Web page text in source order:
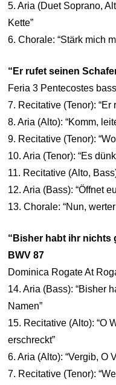
5. Aria (Duet Soprano,
Kette”
6. Chorale: “Stärk mich
“Er rufet seinen
Feria 3 Pentecostes bass
7. Recitative (Tenor):
8. Aria (Alto): “Komm,
9. Recitative (Tenor):
10. Aria (Tenor): “Es
11. Recitative (Alto,
12. Aria (Bass): “Öffnet
13. Chorale: “Nun,
“Bisher habt ihr nichts
BWV 87
Dominica Rogate At
14. Aria (Bass): “Bisher
Namen”
15. Recitative (Alto): “O
erschreckt”
6. Aria (Alto): “Vergib, O
7. Recitative (Tenor):